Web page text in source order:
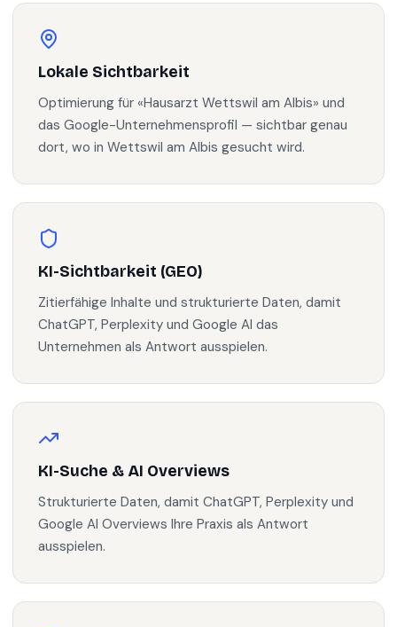
Lokale Sichtbarkeit
Optimierung für «Hausarzt Wettswil am Albis» und
das Google-Unternehmensprofil — sichtbar genau
dort, wo in Wettswil am Albis gesucht wird.
KI-Sichtbarkeit (GEO)
Zitierfähige Inhalte und strukturierte Daten, damit
ChatGPT, Perplexity und Google AI das
Unternehmen als Antwort ausspielen.
KI-Suche & AI Overviews
Strukturierte Daten, damit ChatGPT, Perplexity und
Google AI Overviews Ihre Praxis als Antwort
ausspielen.